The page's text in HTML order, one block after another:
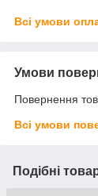
Всі умови
Умови
Повернення
Всі умови
Подібні